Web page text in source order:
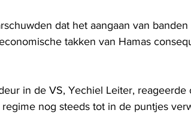
dat het aangaan van
takken van Hamas
in de VS, Yechiel Leiter,
nog steeds tot in de puntjes